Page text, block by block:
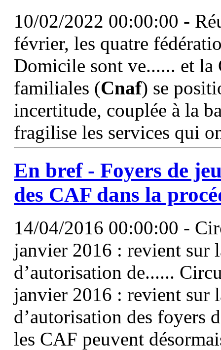
10/02/2022 00:00:00 -
février, les quatre
Domicile sont ve...... et la
familiales (Cnaf) se
incertitude, couplée à la
fragilise les services qui
En bref - Foyers de
des CAF dans la
14/04/2016 00:00:00 -
janvier 2016 : revient sur
d’autorisation de......
janvier 2016 : revient sur
d’autorisation des foyers
les CAF peuvent